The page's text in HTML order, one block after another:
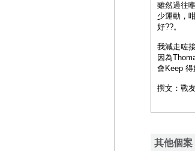
雖然過往
少運動，
好??。
我減走咗
因為
會Keep 得
撰文：戰
其他個案